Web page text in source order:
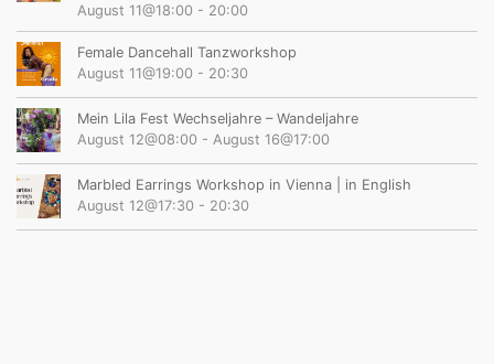
August 11@18:00 - 20:00
Female Dancehall Tanzworkshop
August 11@19:00 - 20:30
Mein Lila Fest Wechseljahre – Wandeljahre
August 12@08:00 - August 16@17:00
Marbled Earrings Workshop in Vienna | in English
August 12@17:30 - 20:30